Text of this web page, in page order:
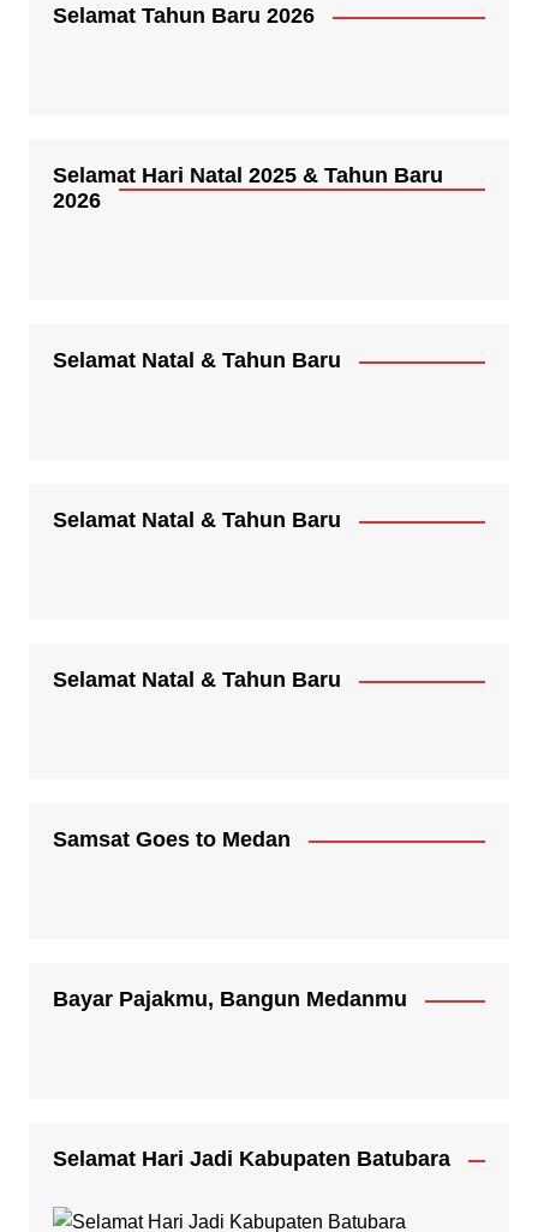
Selamat Tahun Baru 2026
Selamat Hari Natal 2025 & Tahun Baru
2026
Selamat Natal & Tahun Baru
Selamat Natal & Tahun Baru
Selamat Natal & Tahun Baru
Samsat Goes to Medan
Bayar Pajakmu, Bangun Medanmu
Selamat Hari Jadi Kabupaten Batubara